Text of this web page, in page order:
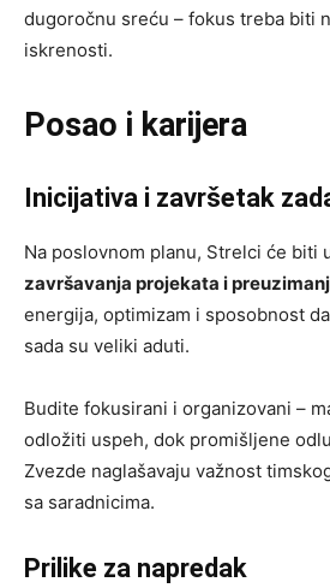
dugoročnu sreću – fokus treba biti
iskrenosti.
Posao i karijera
Inicijativa i završetak
Na poslovnom planu, Strelci će biti
završavanja projekata i
energija, optimizam i sposobnost
sada su veliki aduti.
Budite fokusirani i organizovani –
odložiti uspeh, dok promišljene
Zvezde naglašavaju važnost
sa saradnicima.
Prilike za napredak